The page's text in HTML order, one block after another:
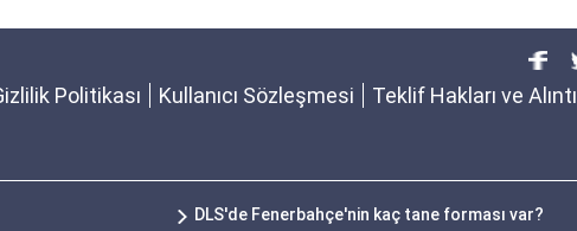
Politikası Kullanıcı Sözleşmesi Teklif Hakları ve Alıntı
DLS'de Fenerbahçe'nin kaç tane forması var?